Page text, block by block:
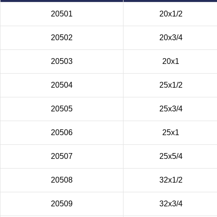
20501 20х1/2
20502 20х3/4
20503 20х1
20504 25х1/2
20505 25х3/4
20506 25х1
20507 25х5/4
20508 32х1/2
20509 32х3/4